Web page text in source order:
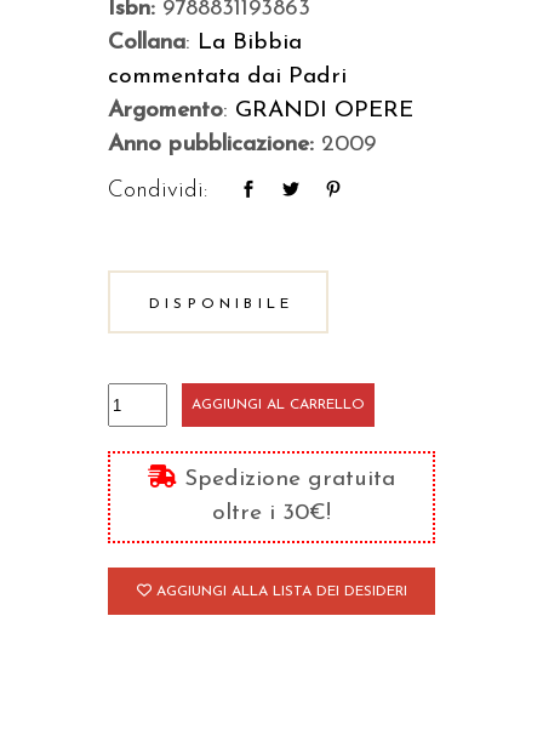
Isbn: 9788831193863
Collana: La Bibbia
commentata dai Padri
Argomento: GRANDI OPERE
Anno pubblicazione: 2009
Condividi:
DISPONIBILE
Giobbe
quantità
AGGIUNGI AL CARRELLO
Spedizione gratuita
oltre i 30€!
AGGIUNGI ALLA LISTA DEI DESIDERI